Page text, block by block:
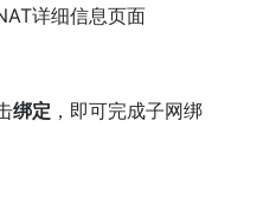
详细信息页面
绑定 ，即可完成子网绑